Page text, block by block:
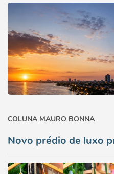
COLUNA MAURO BONNA
Novo prédio de luxo